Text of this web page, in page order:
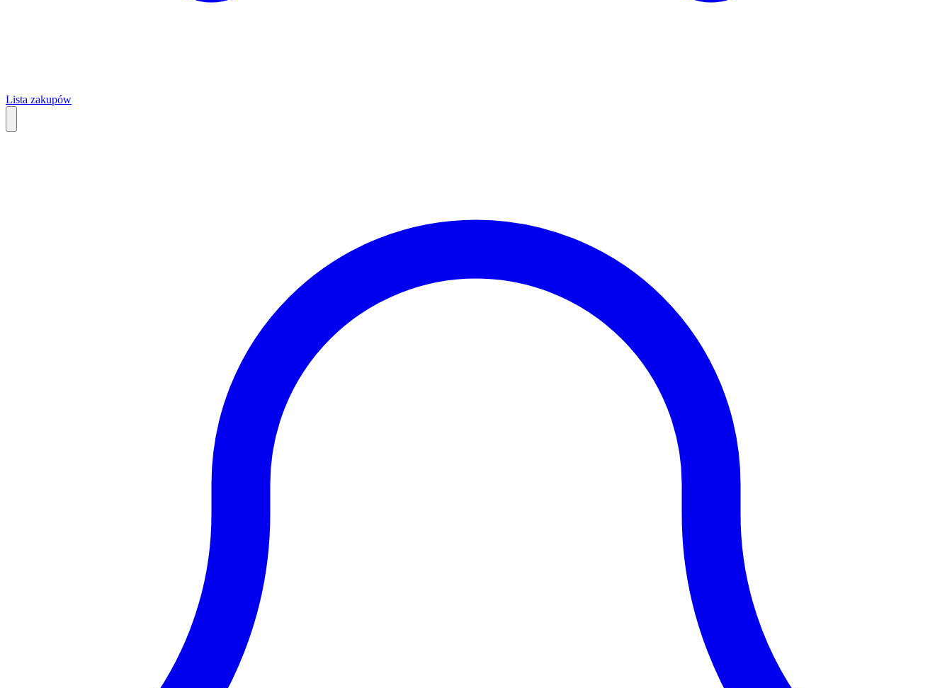
Lista zakupów